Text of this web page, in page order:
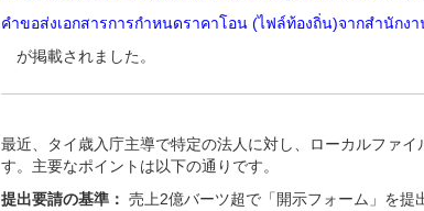
คำขอส่งเอกสารการกำหนดราคาโอน (ไฟล์ท้องถิ่น)จากสำนักง
が掲載されました。
最近、タイ歳入庁主導で特定の法人に対し、ローカルファ
す。主要なポイントは以下の通りです。
提出要請の基準： 売上2億バーツ超で「開示フォーム」を提